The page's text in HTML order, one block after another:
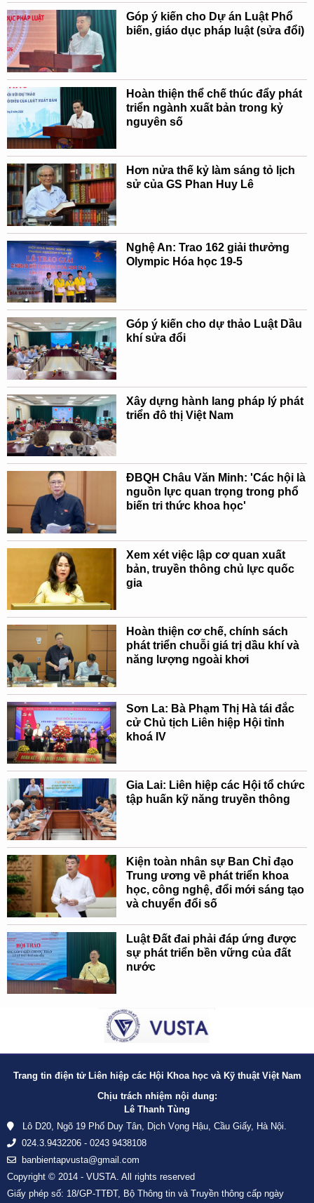
Góp ý kiến cho Dự án Luật Phổ
biến, giáo dục pháp luật (sửa đổi)
Hoàn thiện thể chế thúc đẩy phát
triển ngành xuất bản trong kỷ
nguyên số
Hơn nửa thế kỷ làm sáng tỏ lịch
sử của GS Phan Huy Lê
Nghệ An: Trao 162 giải thưởng
Olympic Hóa học 19-5
Góp ý kiến cho dự thảo Luật Dầu
khí sửa đổi
Xây dựng hành lang pháp lý phát
triển đô thị Việt Nam
ĐBQH Châu Văn Minh: 'Các hội là
nguồn lực quan trọng trong phổ
biến tri thức khoa học'
Xem xét việc lập cơ quan xuất
bản, truyền thông chủ lực quốc
gia
Hoàn thiện cơ chế, chính sách
phát triển chuỗi giá trị dầu khí và
năng lượng ngoài khơi
Sơn La: Bà Phạm Thị Hà tái đắc
cử Chủ tịch Liên hiệp Hội tỉnh
khoá IV
Gia Lai: Liên hiệp các Hội tổ chức
tập huấn kỹ năng truyền thông
Kiện toàn nhân sự Ban Chỉ đạo
Trung ương về phát triển khoa
học, công nghệ, đổi mới sáng tạo
và chuyển đổi số
Luật Đất đai phải đáp ứng được
sự phát triển bền vững của đất
nước
Trang tin điện tử Liên hiệp các Hội Khoa học và Kỹ thuật Việt Nam
Chịu trách nhiệm nội dung:
Lê Thanh Tùng
Lô D20, Ngõ 19 Phố Duy Tân, Dịch Vọng Hậu, Cầu Giấy, Hà Nội.
024.3.9432206 - 0243 9438108
banbientapvusta@gmail.com
Copyright © 2014 - VUSTA. All rights reserved
Giấy phép số: 18/GP-TTĐT, Bộ Thông tin và Truyền thông cấp ngày